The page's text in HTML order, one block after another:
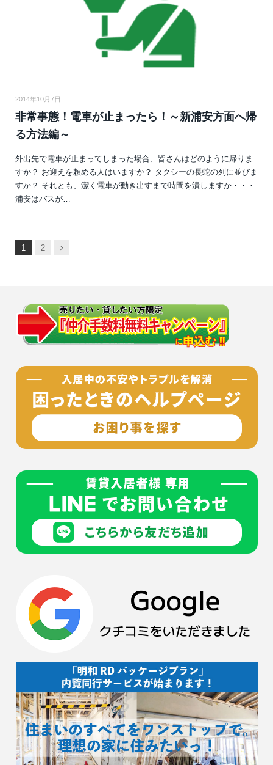
2014年10月7日
非常事態！電車が止まったら！～新浦安方面へ帰
る方法編～
外出先で電車が止まってしまった場合、皆さんはどのように帰りま
すか？ お迎えを頼める人はいますか？ タクシーの長蛇の列に並びま
すか？ それとも、潔く電車が動き出すまで時間を潰しますか・・・
浦安はバスが…
1 2
次